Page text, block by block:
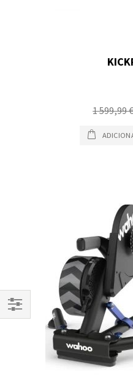
1 599,99 €
Filtrar